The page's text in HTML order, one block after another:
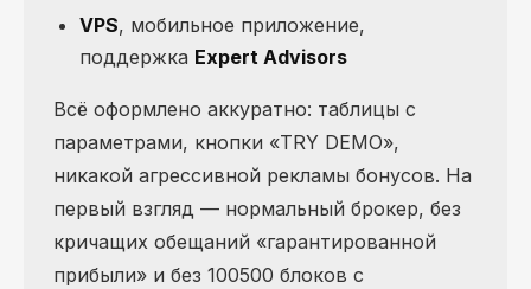
VPS, мобильное приложение,
поддержка Expert Advisors
Всё оформлено аккуратно: таблицы с
параметрами, кнопки «TRY DEMO»,
никакой агрессивной рекламы бонусов. На
первый взгляд — нормальный брокер, без
кричащих обещаний «гарантированной
прибыли» и без 100500 блоков с